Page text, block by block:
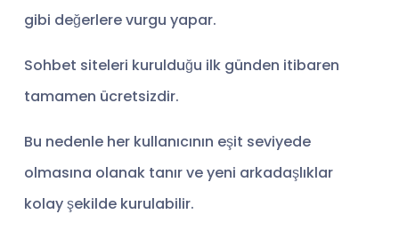
gibi değerlere vurgu yapar.
Sohbet siteleri kurulduğu ilk günden itibaren
tamamen ücretsizdir.
Bu nedenle her kullanıcının eşit seviyede
olmasına olanak tanır ve yeni arkadaşlıklar
kolay şekilde kurulabilir.